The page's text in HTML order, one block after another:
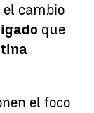
cambio
que
el foco